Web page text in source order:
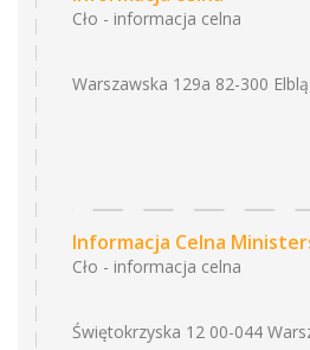
Cło - informacja celna
Warszawska 129a 82-300
Informacja Celna
Cło - informacja celna
Świętokrzyska 12 00-044